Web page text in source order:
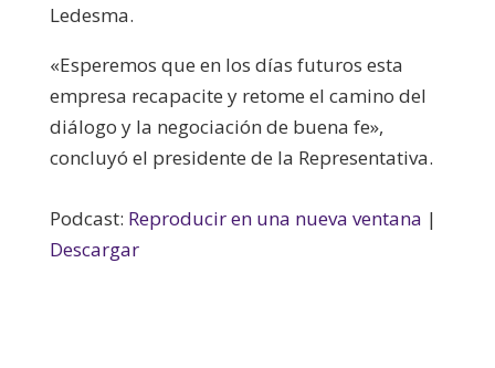
Ledesma.
«Esperemos que en los días futuros esta
empresa recapacite y retome el camino del
diálogo y la negociación de buena fe»,
concluyó el presidente de la Representativa.
Podcast: Reproducir en una nueva ventana |
Descargar